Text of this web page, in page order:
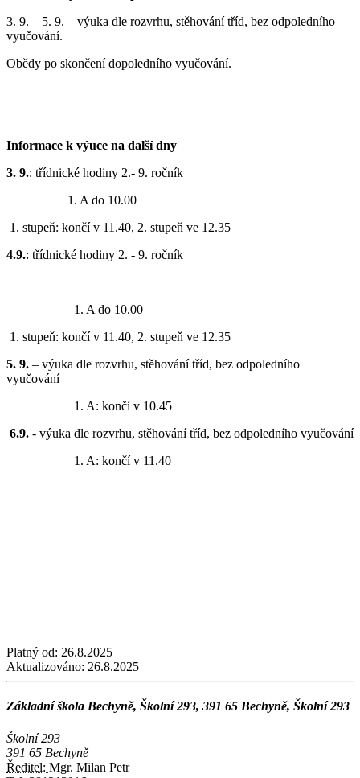
3. 9. – 5. 9. – výuka dle rozvrhu, stěhování tříd, bez odpoledního
vyučování.
Obědy po skončení dopoledního vyučování.
Informace k výuce na další dny
3. 9.: třídnické hodiny 2.- 9. ročník
1. A do 10.00
1. stupeň: končí v 11.40, 2. stupeň ve 12.35
4.9.: třídnické hodiny 2. - 9. ročník
1. A do 10.00
1. stupeň: končí v 11.40, 2. stupeň ve 12.35
5. 9. – výuka dle rozvrhu, stěhování tříd, bez odpoledního
vyučování
1. A: končí v 10.45
6.9. - výuka dle rozvrhu, stěhování tříd, bez odpoledního vyučování
1. A: končí v 11.40
Platný od: 26.8.2025
Aktualizováno: 26.8.2025
Základní škola Bechyně, Školní 293, 391 65 Bechyně, Školní 293
Školní 293
391 65 Bechyně
Ředitel: Mgr. Milan Petr